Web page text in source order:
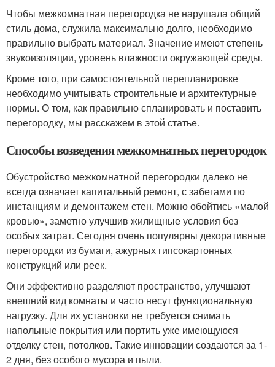
Чтобы межкомнатная перегородка не нарушала общий
стиль дома, служила максимально долго, необходимо
правильно выбрать материал. Значение имеют степень
звукоизоляции, уровень влажности окружающей среды.
Кроме того, при самостоятельной перепланировке
необходимо учитывать строительные и архитектурные
нормы. О том, как правильно спланировать и поставить
перегородку, мы расскажем в этой статье.
Способы возведения межкомнатных перегородок
Обустройство межкомнатной перегородки далеко не
всегда означает капитальный ремонт, с забегами по
инстанциям и демонтажем стен. Можно обойтись «малой
кровью», заметно улучшив жилищные условия без
особых затрат. Сегодня очень популярны декоративные
перегородки из бумаги, ажурных гипсокартонных
конструкций или реек.
Они эффективно разделяют пространство, улучшают
внешний вид комнаты и часто несут функциональную
нагрузку. Для их установки не требуется снимать
напольные покрытия или портить уже имеющуюся
отделку стен, потолков. Такие инновации создаются за 1-
2 дня, без особого мусора и пыли.